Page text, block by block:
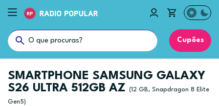
Cupões
SMARTPHONE SAMSUNG GALAXY
S26 ULTRA 512GB AZ
(12 GB, Snapdragon 8 Elite
Gen5)